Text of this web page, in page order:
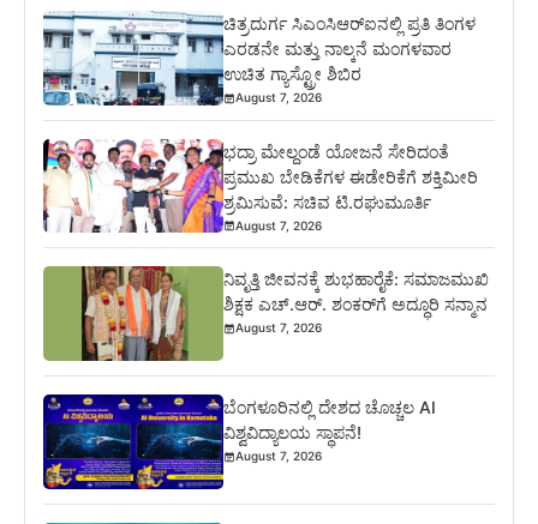
ಚಿತ್ರದುರ್ಗ ಸಿಎಂಸಿಆರ್‍ಐನಲ್ಲಿ ಪ್ರತಿ ತಿಂಗಳ
ಎರಡನೇ ಮತ್ತು ನಾಲ್ಕನೆ ಮಂಗಳವಾರ
ಉಚಿತ ಗ್ಯಾಸ್ಟ್ರೋ ಶಿಬಿರ
August 7, 2026
ಭದ್ರಾ ಮೇಲ್ದಂಡೆ ಯೋಜನೆ ಸೇರಿದಂತೆ
ಪ್ರಮುಖ ಬೇಡಿಕೆಗಳ ಈಡೇರಿಕೆಗೆ ಶಕ್ತಿಮೀರಿ
ಶ್ರಮಿಸುವೆ: ಸಚಿವ ಟಿ.ರಘುಮೂರ್ತಿ
August 7, 2026
ನಿವೃತ್ತಿ ಜೀವನಕ್ಕೆ ಶುಭಹಾರೈಕೆ: ಸಮಾಜಮುಖಿ
ಶಿಕ್ಷಕ ಎಚ್.ಆರ್. ಶಂಕರ್‌ಗೆ ಅದ್ಧೂರಿ ಸನ್ಮಾನ
August 7, 2026
ಬೆಂಗಳೂರಿನಲ್ಲಿ ದೇಶದ ಚೊಚ್ಚಲ AI
ವಿಶ್ವವಿದ್ಯಾಲಯ ಸ್ಥಾಪನೆ!
August 7, 2026